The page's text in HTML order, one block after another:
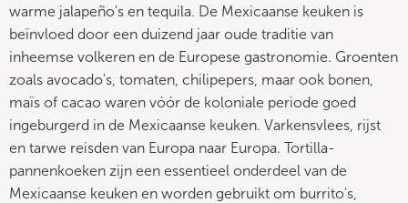
warme jalapeño's en tequila. De Mexicaanse keuken is
beïnvloed door een duizend jaar oude traditie van
inheemse volkeren en de Europese gastronomie. Groenten
zoals avocado's, tomaten, chilipepers, maar ook bonen,
maïs of cacao waren vóór de koloniale periode goed
ingeburgerd in de Mexicaanse keuken. Varkensvlees, rijst
en tarwe reisden van Europa naar Europa. Tortilla-
pannenkoeken zijn een essentieel onderdeel van de
Mexicaanse keuken en worden gebruikt om burrito's,